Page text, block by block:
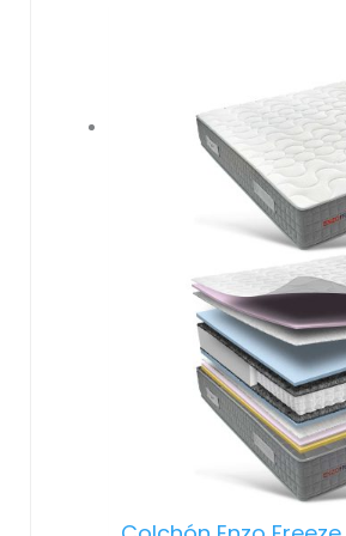
Mayor resistencia,
– Placa Viscoelástica
Proporciona una alta
reversible.
– Capas de
densidad media-baja en
– Refuerzo perimetral
densidad de HR 30 kg,
– Hipoalergénico.
específicamente para
reacciones alérgicas.
– Tratamiento anti-
la proliferación de
– Independencia de
movimientos de la